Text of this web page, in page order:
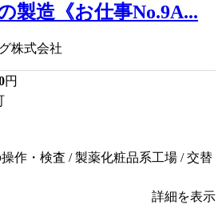
製造《お仕事No.9A...
株式会社
円
作・検査 / 製薬化粧品系工場 / 交替
詳細を表示